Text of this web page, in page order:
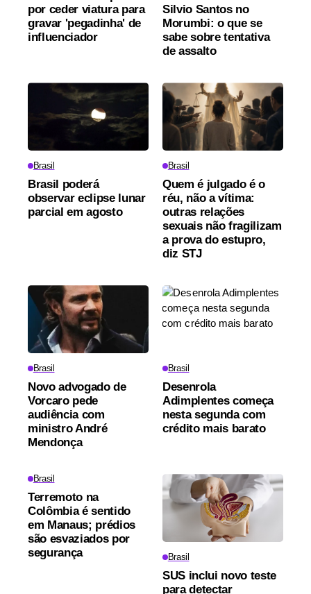
por ceder viatura para
gravar 'pegadinha' de
influenciador
Silvio Santos no
Morumbi: o que se
sabe sobre tentativa
de assalto
Brasil
Brasil poderá
observar eclipse lunar
parcial em agosto
Brasil
Quem é julgado é o
réu, não a vítima:
outras relações
sexuais não fragilizam
a prova do estupro,
diz STJ
Brasil
Novo advogado de
Vorcaro pede
audiência com
ministro André
Mendonça
Brasil
Desenrola
Adimplentes começa
nesta segunda com
crédito mais barato
Brasil
Terremoto na
Colômbia é sentido
em Manaus; prédios
são esvaziados por
segurança
Brasil
SUS inclui novo teste
para detectar